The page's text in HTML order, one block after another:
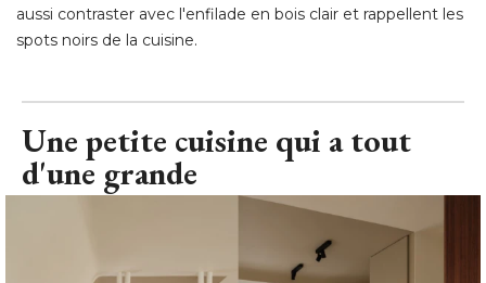
aussi contraster avec l'enfilade en bois clair et rappellent les
spots noirs de la cuisine.
Une petite cuisine qui a tout
d'une grande